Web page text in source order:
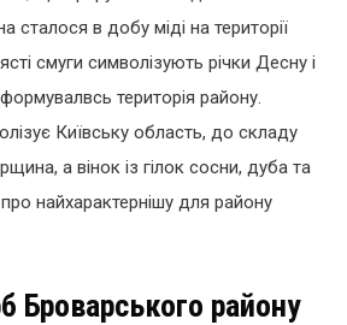
сталося в добу міді на території
смуги символізують річки Десну і
територія району.
Київську область, до складу
а вінок із гілок сосни, дуба та
найхарактернішу для району
Броварського району